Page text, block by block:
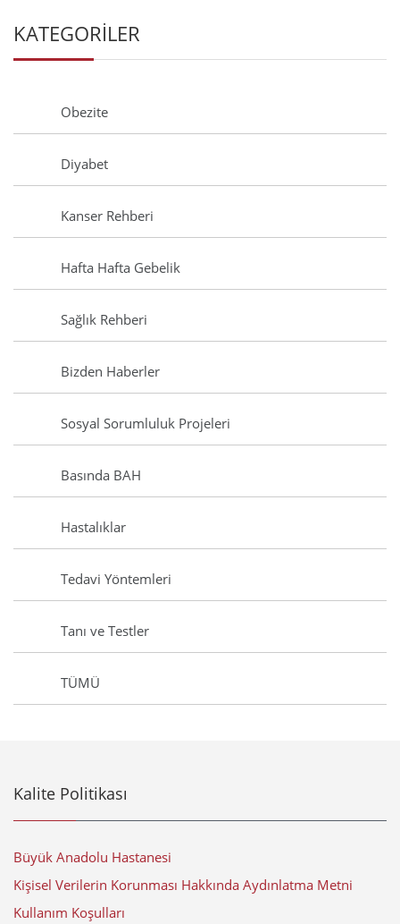
KATEGORİLER
Obezite
Diyabet
Kanser Rehberi
Hafta Hafta Gebelik
Sağlık Rehberi
Bizden Haberler
Sosyal Sorumluluk Projeleri
Basında BAH
Hastalıklar
Tedavi Yöntemleri
Tanı ve Testler
TÜMÜ
Kalite Politikası
Büyük Anadolu Hastanesi
Kişisel Verilerin Korunması Hakkında Aydınlatma Metni
Kullanım Koşulları